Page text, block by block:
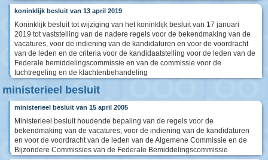
koninklijk besluit van 13 april 2019
Koninklijk besluit tot wijziging van het koninklijk besluit van 17 januari
2019 tot vaststelling van de nadere regels voor de bekendmaking van de
vacatures, voor de indiening van de kandidaturen en voor de voordracht
van de leden en de criteria voor de kandidaatstelling voor de leden van de
Federale bemiddelingscommissie en van de commissie voor de
tuchtregeling en de klachtenbehandeling
ministerieel besluit
ministerieel besluit van 15 april 2005
Ministerieel besluit houdende bepaling van de regels voor de
bekendmaking van de vacatures, voor de indiening van de kandidaturen
en voor de voordracht van de leden van de Algemene Commissie en de
Bijzondere Commissies van de Federale Bemiddelingscommissie